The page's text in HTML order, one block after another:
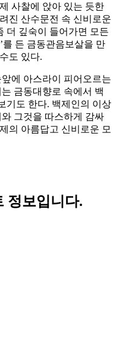
사찰에 앉아 있는 듯한
진 산수문전 속 신비로운
더 깊숙이 들어가면 모든
를 든 금동관음보살을 만
도 있다.
에 아스라이 피어오르는
금동대향로 속에서 백
기도 한다. 백제인의 이상
그것을 따스하게 감싸
의 아름답고 신비로운 모
정보입니다.